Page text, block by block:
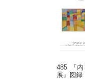
485 『
展』図録